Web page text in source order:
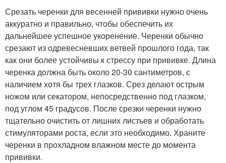
Срезать черенки для весенней прививки нужно очень
аккуратно и правильно, чтобы обеспечить их
дальнейшее успешное укоренение. Черенки обычно
срезают из одревесневших ветвей прошлого года, так
как они более устойчивы к стрессу при прививке. Длина
черенка должна быть около 20-30 сантиметров, с
наличием хотя бы трех глазков. Срез делают острым
ножом или секатором, непосредственно под глазком,
под углом 45 градусов. После срезки черенки нужно
тщательно очистить от лишних листьев и обработать
стимуляторами роста, если это необходимо. Храните
черенки в прохладном влажном месте до момента
прививки.